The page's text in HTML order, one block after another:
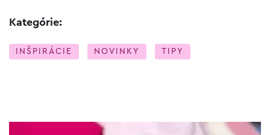
Kategórie:
INŠPIRÁCIE NOVINKY TIPY